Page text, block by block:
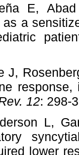
E,
a
J,
response,
12:
L,
lower